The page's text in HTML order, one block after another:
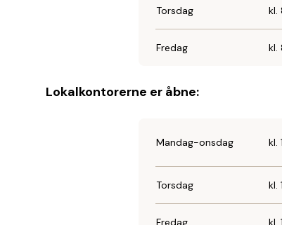
Torsdag kl.
Fredag kl.
Lokalkontorerne er åbne:
Mandag-onsdag kl.
Torsdag kl.
Fredag kl.